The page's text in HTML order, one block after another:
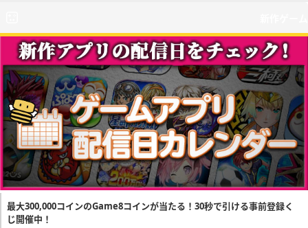
最大300,000コインのGame8コインが当たる！30秒で引ける事前登録く
じ開催中！